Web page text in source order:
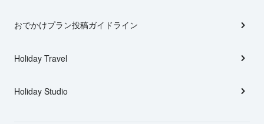
おでかけプラン投稿ガイドライン
Holiday Travel
Holiday Studio